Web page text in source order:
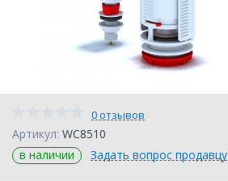
0 отзывов
Артикул: WC8510
в наличии
Задать вопрос продавцу